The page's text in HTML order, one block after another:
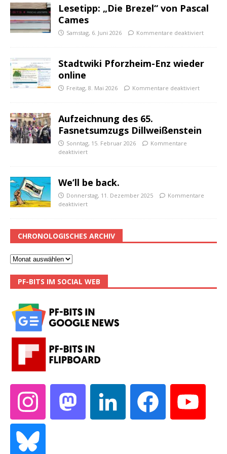
Lesetipp: „Die Brezel“ von Pascal
Cames
Samstag, 6. Juni 2026 Kommentare deaktiviert
Stadtwiki Pforzheim-Enz wieder
online
Freitag, 8. Mai 2026 Kommentare deaktiviert
Aufzeichnung des 65.
Fasnetsumzugs Dillweißenstein
Sonntag, 15. Februar 2026
Kommentare
deaktiviert
We’ll be back.
Donnerstag, 11. Dezember 2025
Kommentare
deaktiviert
CHRONOLOGISCHES ARCHIV
PF-BITS IM SOCIAL WEB